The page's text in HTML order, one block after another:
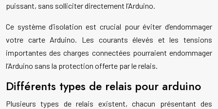
puissant, sans solliciter directement l’Arduino.
Ce système d’isolation est crucial pour éviter d’endommager
votre carte Arduino. Les courants élevés et les tensions
importantes des charges connectées pourraient endommager
l’Arduino sans la protection offerte par le relais.
Différents types de relais pour arduino
Plusieurs types de relais existent, chacun présentant des